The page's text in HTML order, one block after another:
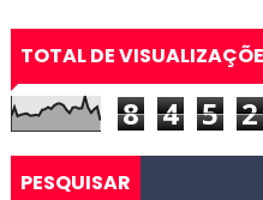
TOTAL DE
8 4 5 2
PESQUISAR